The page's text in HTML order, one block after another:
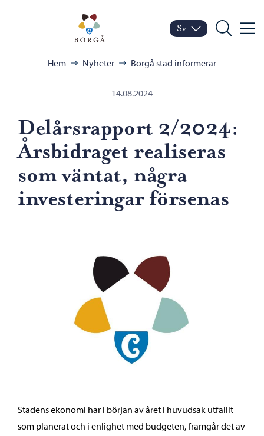
Porvoo – Gå till
Byt språk
Nuvarande språk:
Sv
Sök Meny
Bläddra:Hem Nyheter Borgå stad informerar
14.08.2024
Delårsrapport 2/2024:
Årsbidraget realiseras
som väntat, några
investeringar försenas
Stadens ekonomi har i början av året i huvudsak utfallit
som planerat och i enlighet med budgeten, framgår det av